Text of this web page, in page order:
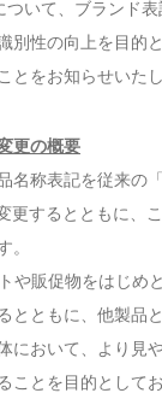
ついて、ブランド
別性の向上を目的
とをお知らせいたし
更の概要
名称表記を従来の
更するとともに、
。
や販促物をはじめ
とともに、他製品
において、より見
ことを目的として